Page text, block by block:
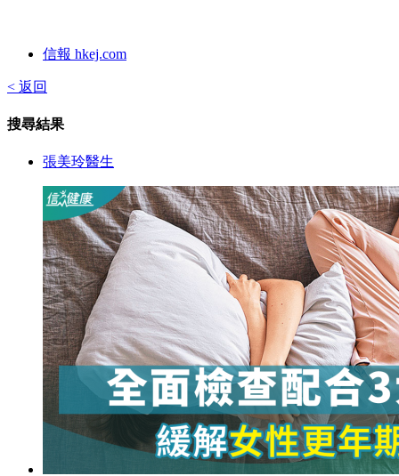
信報 hkej.com
< 返回
搜尋結果
張美玲醫生